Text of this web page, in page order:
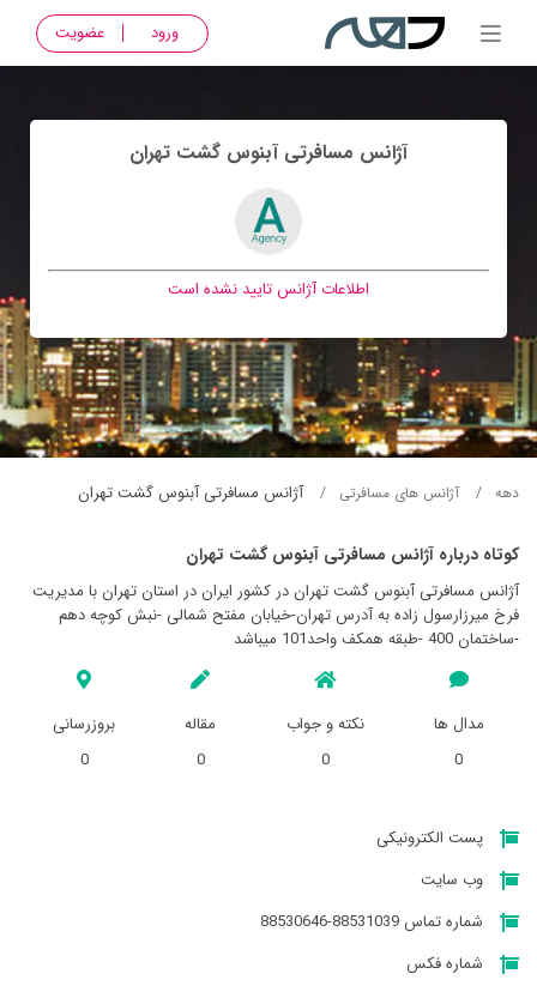
ورود عضویت
آژانس مسافرتی آبنوس گشت تهران
اطلاعات آژانس تایید نشده است
دهه آژانس های مسافرتی آژانس مسافرتی آبنوس گشت تهران
کوتاه درباره آژانس مسافرتی آبنوس گشت تهران
آژانس مسافرتی آبنوس گشت تهران در کشور ایران در استان تهران با مدیریت
فرخ میرزارسول زاده به آدرس تهران-خیابان مفتح شمالی -نبش کوچه دهم
-ساختمان 400 -طبقه همکف واحد101 میباشد
مدال ها
0
نکته و جواب
0
مقاله
0
بروزرسانی
0
پست الکترونیکی
وب سایت
شماره تماس 88531039-88530646
شماره فکس